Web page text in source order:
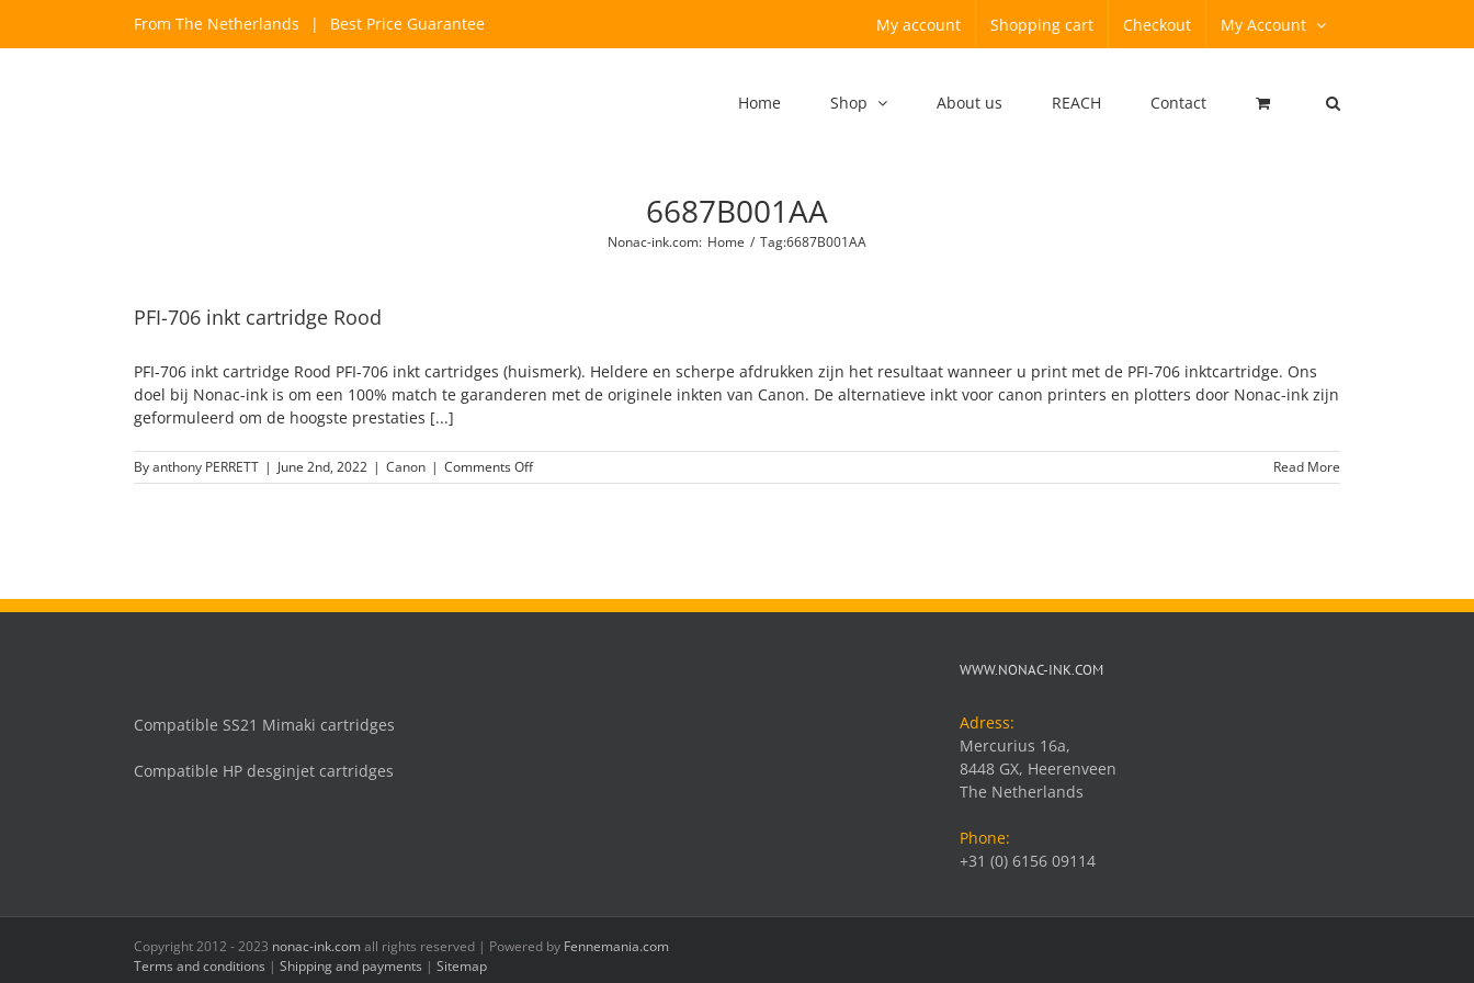
From The Netherlands | Best Price Guarantee My account Shopping cart Checkout My Account
Home Shop About us REACH Contact
6687B001AA
Nonac-ink.com: Home / Tag:6687B001AA
PFI-706 inkt cartridge Rood
PFI-706 inkt cartridge Rood PFI-706 inkt cartridges (huismerk). Heldere en scherpe afdrukken zijn het resultaat wanneer u print met de PFI-706 inktcartridge. Ons
doel bij Nonac-ink is om een 100% match te garanderen met de originele inkten van Canon. De alternatieve inkt voor canon printers en plotters door Nonac-ink zijn
geformuleerd om de hoogste prestaties [...]
Byanthony PERRETT | June 2nd, 2022 | Canon | Comments Offon
PFI-
Read More
Compatible SS21 Mimaki cartridges
Compatible HP desginjet cartridges
WWW.NONAC-INK.COM
Adress:
Mercurius 16a,
8448 GX, Heerenveen
The Netherlands
Phone:
+31 (0) 6156 09114
Copyright 2012 - 2023 nonac-ink.com all rights reserved | Powered by Fennemania.com
Terms and conditions | Shipping and payments | Sitemap